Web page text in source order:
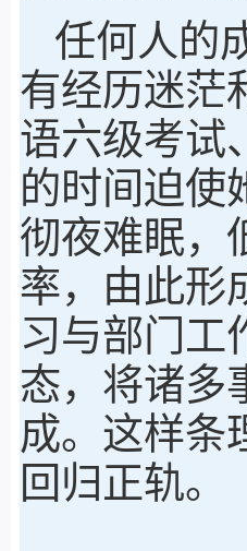
任何人的
有经历迷茫
语六级考试
的时间迫使
彻夜难眠，
率，由此形
习与部门工
态，将诸多
成。这样条
回归正轨。